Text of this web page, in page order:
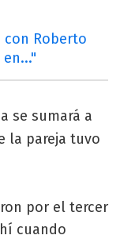
con Roberto
se sumará a
la pareja tuvo
por el tercer
cuando